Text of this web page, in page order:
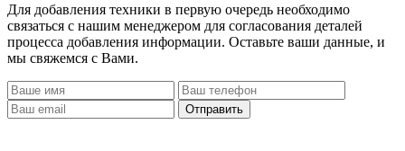
Для добавления техники в первую очередь необходимо
связаться с нашим менеджером для согласования деталей
процесса добавления информации. Оставьте ваши данные, и
мы свяжемся с Вами.